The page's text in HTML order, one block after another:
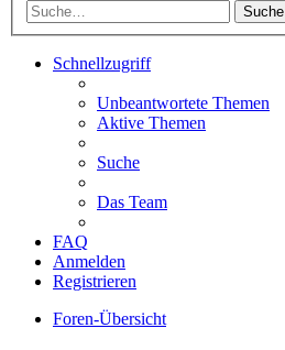
Suche
Schnellzugriff
Unbeantwortete Themen
Aktive Themen
Suche
Das Team
FAQ
Anmelden
Registrieren
Foren-Übersicht